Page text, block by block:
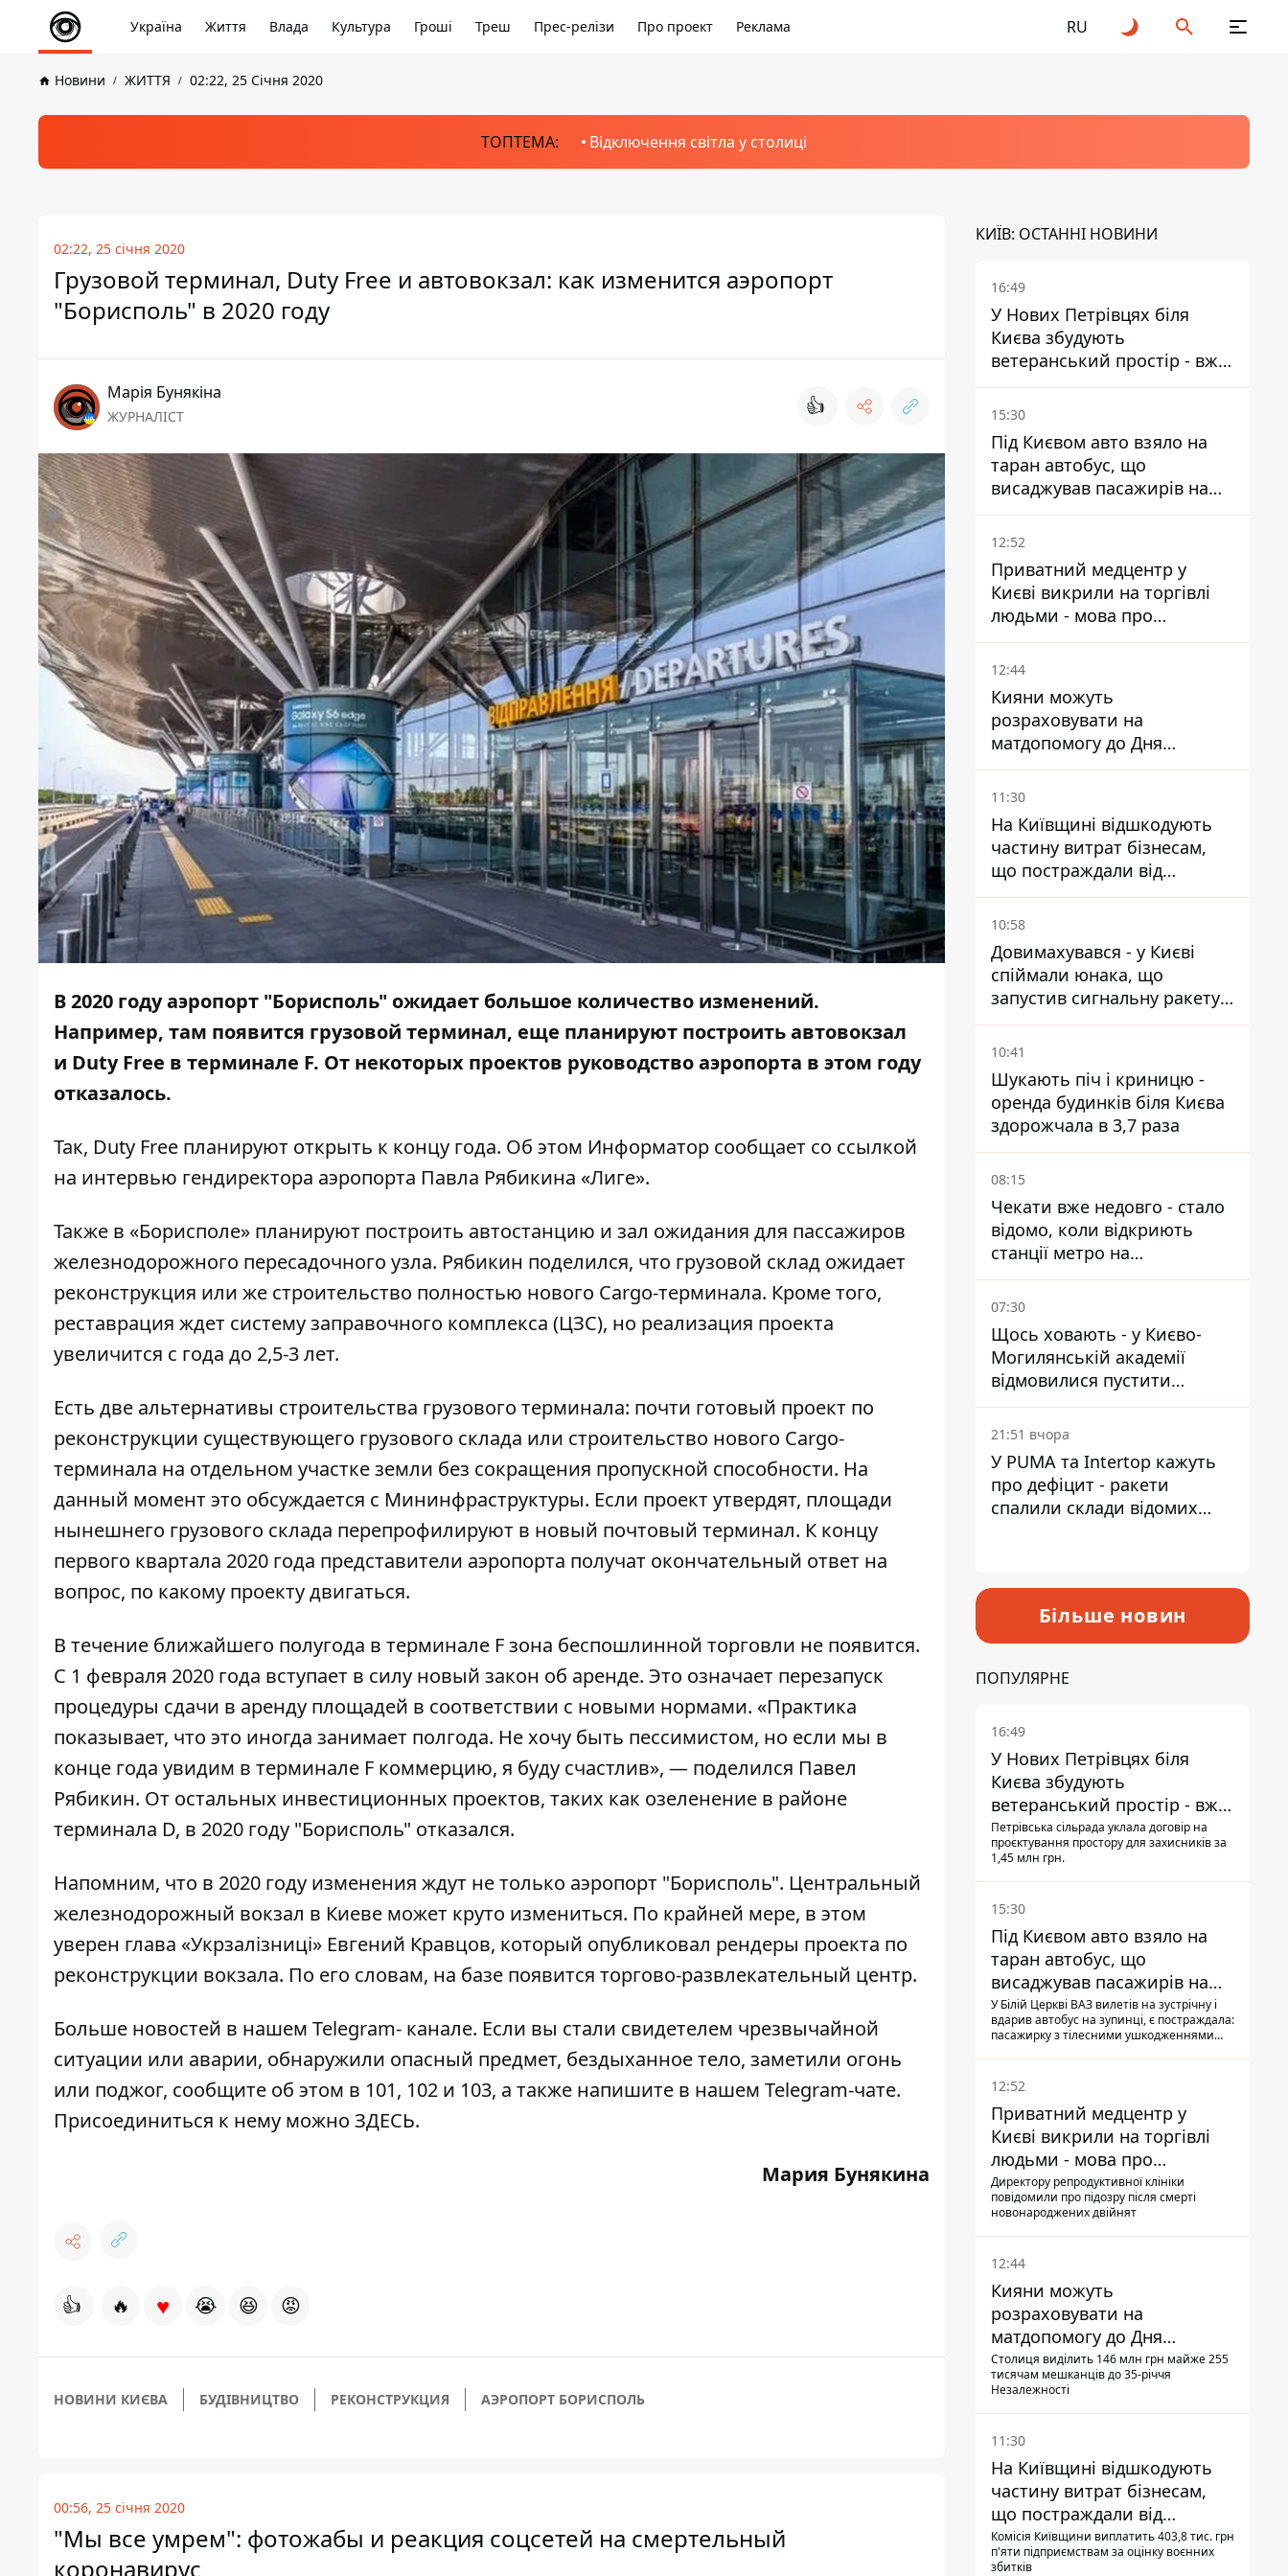
Україна Життя Влада Культура Гроші Треш Прес-релізи Про проект Реклама RU
Новини ЖИТТЯ 02:22, 25 Січня 2020
ТОПТЕМА: Відключення світла у столиці
02:22, 25 січня 2020
Грузовой терминал, Duty Free и автовокзал: как изменится аэропорт
"Борисполь" в 2020 году
Марія Бунякіна
ЖУРНАЛІСТ 👍
В 2020 году аэропорт "Борисполь" ожидает большое количество изменений.
Например, там появится грузовой терминал, еще планируют построить автовокзал
и Duty Free в терминале F. От некоторых проектов руководство аэропорта в этом году
отказалось.
Так, Duty Free планируют открыть к концу года. Об этом Информатор сообщает со ссылкой
на интервью гендиректора аэропорта Павла Рябикина «Лиге».
Также в «Борисполе» планируют построить автостанцию и зал ожидания для пассажиров
железнодорожного пересадочного узла. Рябикин поделился, что грузовой склад ожидает
реконструкция или же строительство полностью нового Cargo-терминала. Кроме того,
реставрация ждет систему заправочного комплекса (ЦЗС), но реализация проекта
увеличится с года до 2,5-3 лет.
Есть две альтернативы строительства грузового терминала: почти готовый проект по
реконструкции существующего грузового склада или строительство нового Cargo-
терминала на отдельном участке земли без сокращения пропускной способности. На
данный момент это обсуждается с Мининфраструктуры. Если проект утвердят, площади
нынешнего грузового склада перепрофилируют в новый почтовый терминал. К концу
первого квартала 2020 года представители аэропорта получат окончательный ответ на
вопрос, по какому проекту двигаться.
В течение ближайшего полугода в терминале F зона беспошлинной торговли не появится.
С 1 февраля 2020 года вступает в силу новый закон об аренде. Это означает перезапуск
процедуры сдачи в аренду площадей в соответствии с новыми нормами. «Практика
показывает, что это иногда занимает полгода. Не хочу быть пессимистом, но если мы в
конце года увидим в терминале F коммерцию, я буду счастлив», — поделился Павел
Рябикин. От остальных инвестиционных проектов, таких как озеленение в районе
терминала D, в 2020 году "Борисполь" отказался.
Напомним, что в 2020 году изменения ждут не только аэропорт "Борисполь". Центральный
железнодорожный вокзал в Киеве может круто измениться. По крайней мере, в этом
уверен глава «Укрзалізниці» Евгений Кравцов, который опубликовал рендеры проекта по
реконструкции вокзала. По его словам, на базе появится торгово-развлекательный центр.
Больше новостей в нашем Telegram- канале. Если вы стали свидетелем чрезвычайной
ситуации или аварии, обнаружили опасный предмет, бездыханное тело, заметили огонь
или поджог, сообщите об этом в 101, 102 и 103, а также напишите в нашем Telegram-чате.
Присоединиться к нему можно ЗДЕСЬ.
Мария Бунякина
👍 🔥 ♥ 😭 😆 😡
НОВИНИ КИЄВА БУДІВНИЦТВО РЕКОНСТРУКЦИЯ АЭРОПОРТ БОРИСПОЛЬ
00:56, 25 січня 2020
"Мы все умрем": фотожабы и реакция соцсетей на смертельный
коронавирус
КИЇВ: ОСТАННІ НОВИНИ
16:49
У Нових Петрівцях біля
Києва збудують
ветеранський простір - вже
знайшли проєктанта
15:30
Під Києвом авто взяло на
таран автобус, що
висаджував пасажирів на
зупинці - пасажирка в
лікарні
12:52
Приватний медцентр у
Києві викрили на торгівлі
людьми - мова про
сурогатне материнство
12:44
Кияни можуть
розраховувати на
матдопомогу до Дня
незалежності - кому її
дадуть
11:30
На Київщині відшкодують
частину витрат бізнесам,
що постраждали від
прильотів ракет
10:58
Довимахувався - у Києві
спіймали юнака, що
запустив сигнальну ракету,
аби потішити дівчат
10:41
Шукають піч і криницю -
оренда будинків біля Києва
здорожчала в 3,7 раза
08:15
Чекати вже недовго - стало
відомо, коли відкриють
станції метро на
Виноградарі
07:30
Щось ховають - у Києво-
Могилянській академії
відмовилися пустити
комісію з охорони пам'яток
на територію
21:51 вчора
У PUMA та Intertop кажуть
про дефіцит - ракети
спалили склади відомих
Більше новин
ПОПУЛЯРНЕ
16:49
У Нових Петрівцях біля
Києва збудують
ветеранський простір - вже
знайшли проєктанта
Петрівська сільрада уклала договір на
проєктування простору для захисників за
1,45 млн грн.
15:30
Під Києвом авто взяло на
таран автобус, що
висаджував пасажирів на
зупинці - пасажирка в
лікарні
У Білій Церкві ВАЗ вилетів на зустрічну і
вдарив автобус на зупинці, є постраждала:
пасажирку з тілесними ушкодженнями
12:52
Приватний медцентр у
Києві викрили на торгівлі
людьми - мова про
сурогатне материнство
Директору репродуктивної клініки
повідомили про підозру після смерті
новонароджених двійнят
12:44
Кияни можуть
розраховувати на
матдопомогу до Дня
незалежності - кому її
дадуть
Столиця виділить 146 млн грн майже 255
тисячам мешканців до 35-річчя
Незалежності
11:30
На Київщині відшкодують
частину витрат бізнесам,
що постраждали від
прильотів ракет
Комісія Київщини виплатить 403,8 тис. грн
п'яти підприємствам за оцінку воєнних
збитків